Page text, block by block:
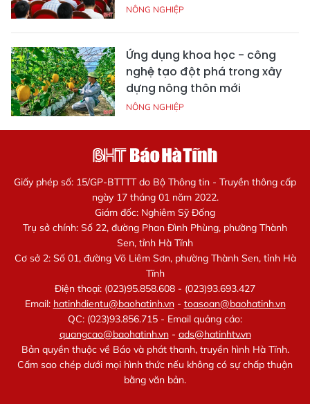
NÔNG NGHIỆP
Ứng dụng khoa học - công
nghệ tạo đột phá trong xây
dựng nông thôn mới
NÔNG NGHIỆP
Giấy phép số: 15/GP-BTTTT do Bộ Thông tin - Truyền thông cấp
ngày 17 tháng 01 năm 2022.
Giám đốc: Nghiêm Sỹ Đống
Trụ sở chính: Số 22, đường Phan Đình Phùng, phường Thành
Sen, tỉnh Hà Tĩnh
Cơ sở 2: Số 01, đường Võ Liêm Sơn, phường Thành Sen, tỉnh Hà
Tĩnh
Điện thoại: (023)95.858.608 - (023)93.693.427
Email: hatinhdientu@baohatinh.vn- toasoan@baohatinh.vn
QC: (023)93.856.715 - Email quảng cáo:
quangcao@baohatinh.vn- ads@hatinhtv.vn
Bản quyền thuộc về Báo và phát thanh, truyền hình Hà Tĩnh.
Cấm sao chép dưới mọi hình thức nếu không có sự chấp thuận
bằng văn bản.